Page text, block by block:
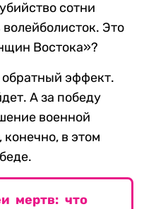
сотни
Это
Востока»?
эффект.
А за победу
военной
в этом
мертв: что